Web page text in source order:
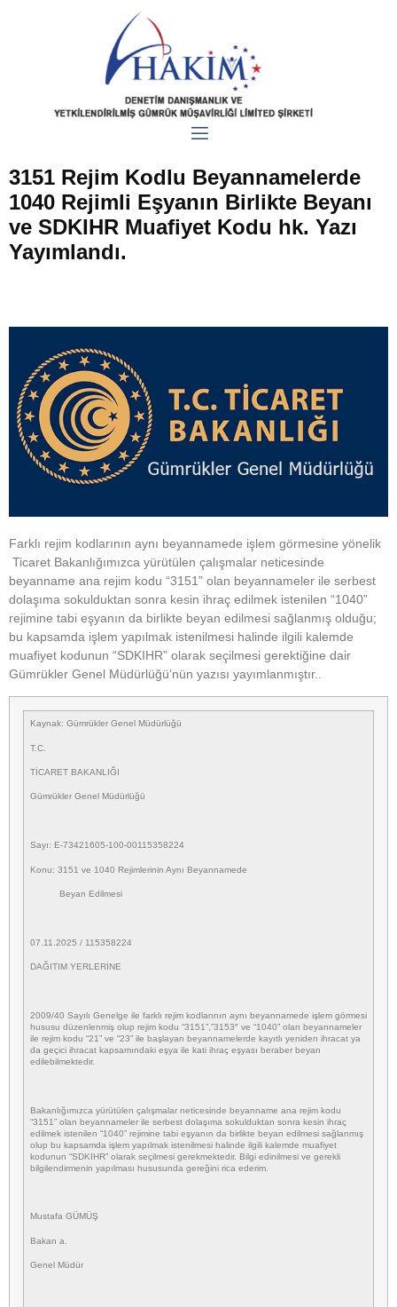
3151 Rejim Kodlu Beyannamelerde
1040 Rejimli Eşyanın Birlikte Beyanı
ve SDKIHR Muafiyet Kodu hk. Yazı
Yayımlandı.
Farklı rejim kodlarının aynı beyannamede işlem görmesine yönelik
Ticaret Bakanlığımızca yürütülen çalışmalar neticesinde
beyanname ana rejim kodu “3151” olan beyannameler ile serbest
dolaşıma sokulduktan sonra kesin ihraç edilmek istenilen “1040”
rejimine tabi eşyanın da birlikte beyan edilmesi sağlanmış olduğu;
bu kapsamda işlem yapılmak istenilmesi halinde ilgili kalemde
muafiyet kodunun “SDKIHR” olarak seçilmesi gerektiğine dair
Gümrükler Genel Müdürlüğü’nün yazısı yayımlanmıştır..
Kaynak: Gümrükler Genel Müdürlüğü
T.C.
TİCARET BAKANLIĞI
Gümrükler Genel Müdürlüğü
Sayı: E-73421605-100-00115358224
Konu: 3151 ve 1040 Rejimlerinin Aynı Beyannamede
Beyan Edilmesi
07.11.2025 / 115358224
DAĞITIM YERLERİNE
2009/40 Sayılı Genelge ile farklı rejim kodlarının aynı beyannamede işlem görmesi
hususu düzenlenmiş olup rejim kodu “3151”,”3153″ ve “1040” olan beyannameler
ile rejim kodu “21” ve “23” ile başlayan beyannamelerde kayıtlı yeniden ihracat ya
da geçici ihracat kapsamındaki eşya ile kati ihraç eşyası beraber beyan
edilebilmektedir.
Bakanlığımızca yürütülen çalışmalar neticesinde beyanname ana rejim kodu
“3151” olan beyannameler ile serbest dolaşıma sokulduktan sonra kesin ihraç
edilmek istenilen “1040” rejimine tabi eşyanın da birlikte beyan edilmesi sağlanmış
olup bu kapsamda işlem yapılmak istenilmesi halinde ilgili kalemde muafiyet
kodunun “SDKIHR” olarak seçilmesi gerekmektedir. Bilgi edinilmesi ve gerekli
bilgilendirmenin yapılması hususunda gereğini rica ederim.
Mustafa GÜMÜŞ
Bakan a.
Genel Müdür